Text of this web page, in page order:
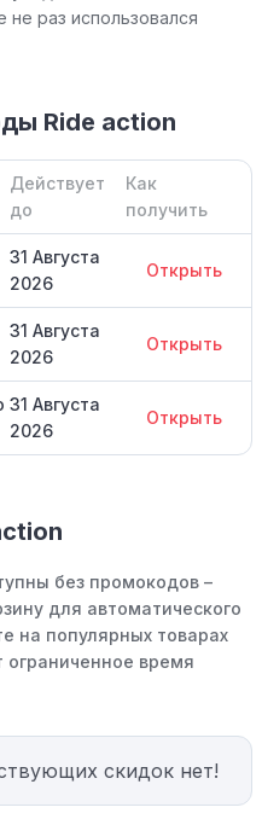
не раз использовался
Ride action
Действует
до
Как
получить
31 Августа
2026
Открыть
31 Августа
2026
Открыть
31 Августа
2026
Открыть
без промокодов –
для автоматического
на популярных товарах
ограниченное время
скидок нет!